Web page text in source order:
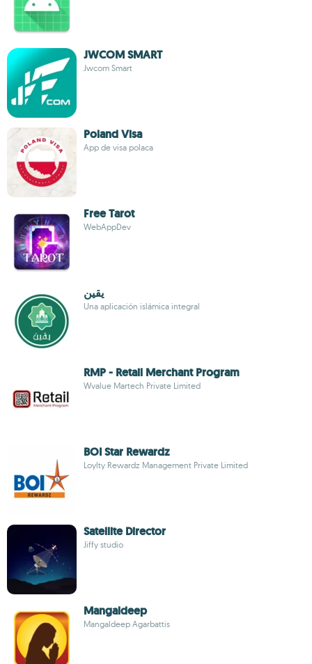
JWCOM SMART
Jwcom Smart
Poland Visa
App de visa polaca
Free Tarot
WebAppDev
يقين
Una aplicación islámica integral
RMP - Retail Merchant Program
Wvalue Martech Private Limited
BOI Star Rewardz
Loylty Rewardz Management Private Limited
Satellite Director
Jiffy studio
Mangaldeep
Mangaldeep Agarbattis